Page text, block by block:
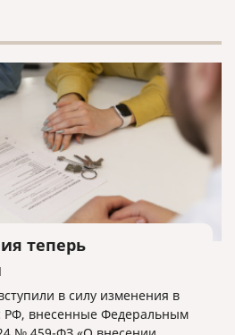
теперь
в силу изменения в
РФ, внесенные Федеральным